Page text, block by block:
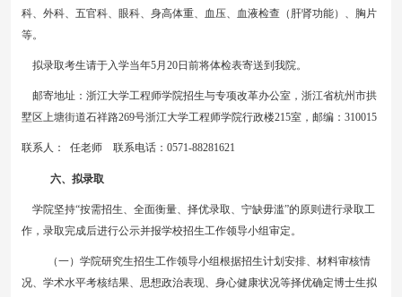
科、外科、五官科、眼科、身高体重、血压、血液检查（肝肾功能）、胸片
等。
拟录取考生请于入学当年5月20日前将体检表寄送到我院。
邮寄地址：浙江大学工程师学院招生与专项改革办公室 ，浙江省杭州市拱
墅区上塘街道石祥路269号浙江大学工程师学院行政楼215室，邮编：310015
联系人： 任老师 联系电话：0571-88281621
六、拟录取
学院坚持“按需招生、全面衡量、择优录取、宁缺毋滥”的原则进行录取工
作，录取完成后进行公示并报学校招生工作领导小组审定。
（一）学院研究生招生工作领导小组根据招生计划安排、材料审核情
况、学术水平考核结果、思想政治表现、身心健康状况等择优确定博士生拟